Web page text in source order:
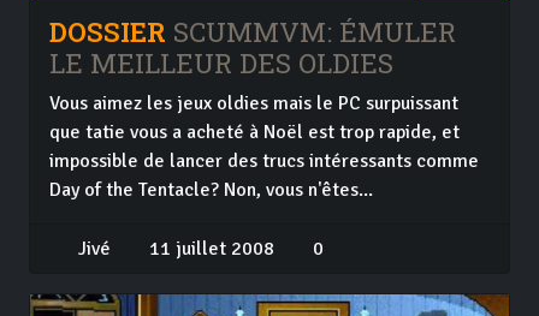
DOSSIER SCUMMVM: ÉMULER
LE MEILLEUR DES OLDIES
Vous aimez les jeux oldies mais le PC surpuissant
que tatie vous a acheté à Noël est trop rapide, et
impossible de lancer des trucs intéressants comme
Day of the Tentacle? Non, vous n'êtes...
Jivé 11 juillet 2008 0